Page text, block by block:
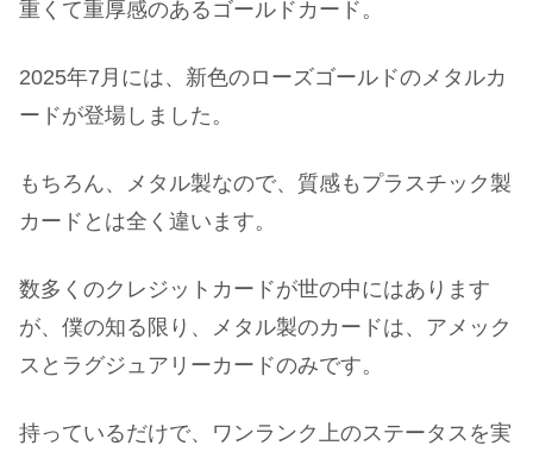
重くて重厚感のあるゴールドカード。
2025年7月には、新色のローズゴールドのメタルカ
ードが登場しました。
もちろん、メタル製なので、質感もプラスチック製
カードとは全く違います。
数多くのクレジットカードが世の中にはあります
が、僕の知る限り、メタル製のカードは、アメック
スとラグジュアリーカードのみです。
持っているだけで、ワンランク上のステータスを実